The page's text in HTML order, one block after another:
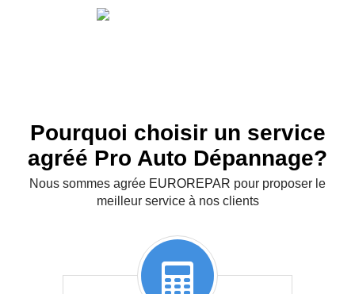
Pourquoi choisir un service
agréé Pro Auto Dépannage?
Nous sommes agrée EUROREPAR pour proposer le
meilleur service à nos clients